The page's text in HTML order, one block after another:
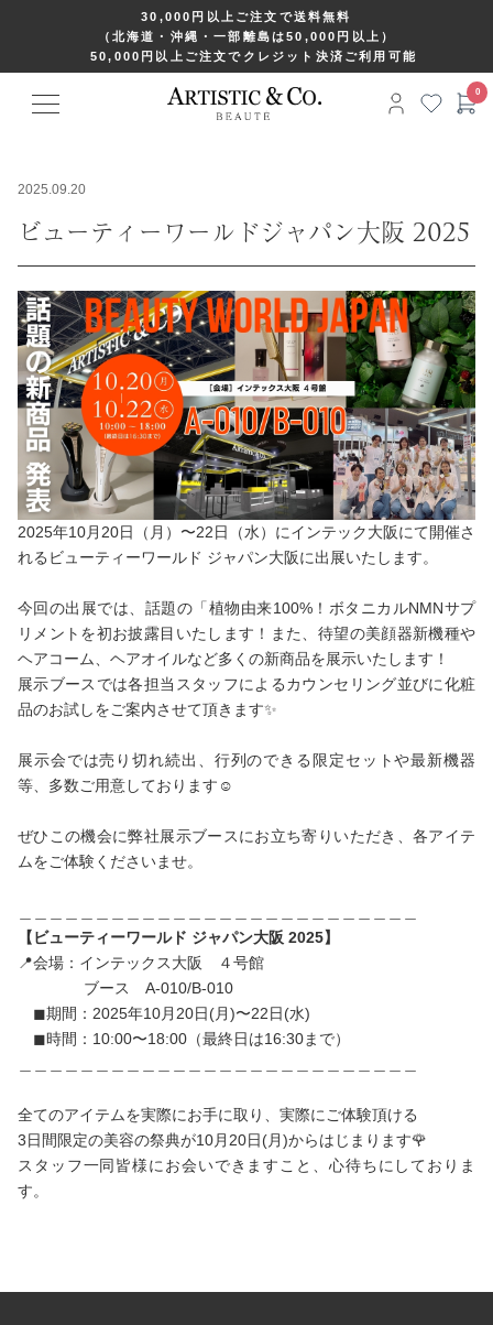
30,000円以上ご注文で送料無料
（北海道・沖縄・一部離島は50,000円以上）
50,000円以上ご注文でクレジット決済ご利用可能
2025.09.20
ビューティーワールドジャパン大阪 2025
2025年10月20日（月）〜22日（水）にインテック大阪にて開催さ
れるビューティーワールド ジャパン大阪に出展いたします。
今回の出展では、話題の「植物由来100%！ボタニカルNMNサプ
リメントを初お披露目いたします！また、待望の美顔器新機種や
ヘアコーム、ヘアオイルなど多くの新商品を展示いたします！
展示ブースでは各担当スタッフによるカウンセリング並びに化粧
品のお試しをご案内させて頂きます✨
展示会では売り切れ続出、行列のできる限定セットや最新機器
等、多数ご用意しております☺️
ぜひこの機会に弊社展示ブースにお立ち寄りいただき、各アイテ
ムをご体験くださいませ。
【ビューティーワールド ジャパン大阪 2025】
📍会場：インテックス大阪 ４号館
ブース A-010/B-010
◼期間：2025年10月20日(月)〜22日(水)
◼時間：10:00〜18:00（最終日は16:30まで）
全てのアイテムを実際にお手に取り、実際にご体験頂ける
3日間限定の美容の祭典が10月20日(月)からはじまります🌹
スタッフ一同皆様にお会いできますこと、心待ちにしておりま
す。